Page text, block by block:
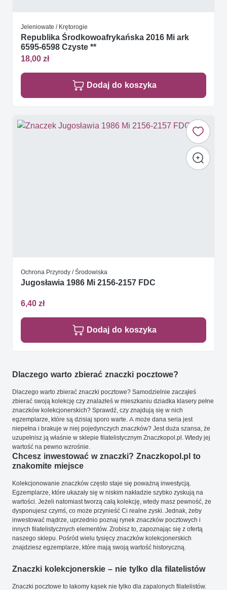
Jeleniowate / Krętorogie
Republika Środkowoafrykańska 2016 Mi ark
6595-6598 Czyste **
18,00 zł
Dodaj do koszyka
Ochrona Przyrody / Środowiska
Jugosławia 1986 Mi 2156-2157 FDC
6,40 zł
Dodaj do koszyka
Dlaczego warto zbierać znaczki pocztowe?
Dlaczego warto zbierać znaczki pocztowe? Samodzielnie zacząłeś
zbierać swoją kolekcję czy znalazłeś w mieszkaniu dziadka klasery pełne
znaczków kolekcjonerskich? Sprawdź, czy znajdują się w nich
egzemplarze, które są dzisiaj sporo warte. A może dana seria jest
niepełna i brakuje w niej pojedynczych znaczków? Jest duża szansa, że
uzupełnisz ją właśnie w sklepie filatelistycznym Znaczkopol.pl. Wtedy jej
wartość na pewno wzrośnie.
Chcesz inwestować w znaczki? Znaczkopol.pl to
znakomite miejsce
Kolekcjonowanie znaczków często staje się poważną inwestycją.
Egzemplarze, które ukazały się w niskim nakładzie szybko zyskują na
wartości. Jeżeli natomiast tworzą całą kolekcję, wtedy masz pewność, że
dysponujesz czymś, co może przynieść Ci realne zyski. Jednak, żeby
inwestować mądrze, uprzednio poznaj rynek znaczków pocztowych i
innych filatelistycznych elementów. Zrobisz to, zapoznając się z ofertą
naszego sklepu. Pośród wielu tysięcy znaczków kolekcjonerskich
znajdziesz egzemplarze, które mają swoją wartość historyczną.
Znaczki kolekcjonerskie – nie tylko dla filatelistów
Znaczki pocztowe to łakomy kąsek nie tylko dla zapalonych filatelistów.